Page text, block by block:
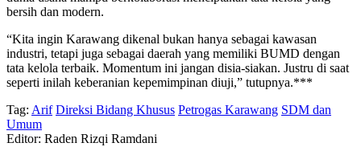
bersih dan modern.
“Kita ingin Karawang dikenal bukan hanya sebagai kawasan
industri, tetapi juga sebagai daerah yang memiliki BUMD dengan
tata kelola terbaik. Momentum ini jangan disia-siakan. Justru di saat
seperti inilah keberanian kepemimpinan diuji,” tutupnya.***
Tag: Arif Direksi Bidang Khusus Petrogas Karawang SDM dan
Umum
Editor: Raden Rizqi Ramdani